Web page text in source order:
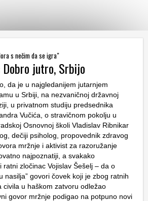
s nečim da se igra"
Dobro jutro, Srbijo
da je u najgledanijem jutarnjem
u Srbiji, na nezvaničnoj državnoj
u privatnom studiju predsednika
Vučića, o stravičnom pokolju u
Osnovnoj školi Vladislav Ribnikar
dečiji psiholog, propovednik zdravog
mržnje i aktivist za razoružanje
najpoznatiji, a svakako
ratni zločinac Vojislav Šešelj – da o
nasilja” govori čovek koji je zbog ratnih
civila u haškom zatvoru odležao
govor mržnje podigao na potpuno novi